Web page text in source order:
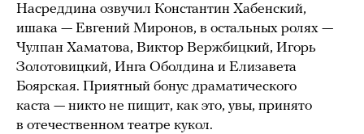
Насреддина озвучил Константин Хабенский,
ишака — Евгений Миронов, в остальных ролях —
Чулпан Хаматова, Виктор Вержбицкий, Игорь
Золотовицкий, Инга Оболдина и Елизавета
Боярская. Приятный бонус драматического
каста — никто не пищит, как это, увы, принято
в отечественном театре кукол.